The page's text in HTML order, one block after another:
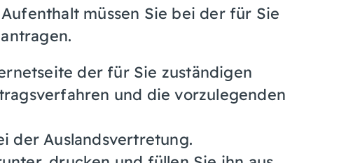
müssen Sie bei der für Sie
der für Sie zuständigen
und die vorzulegenden
der Auslandsvertretung.